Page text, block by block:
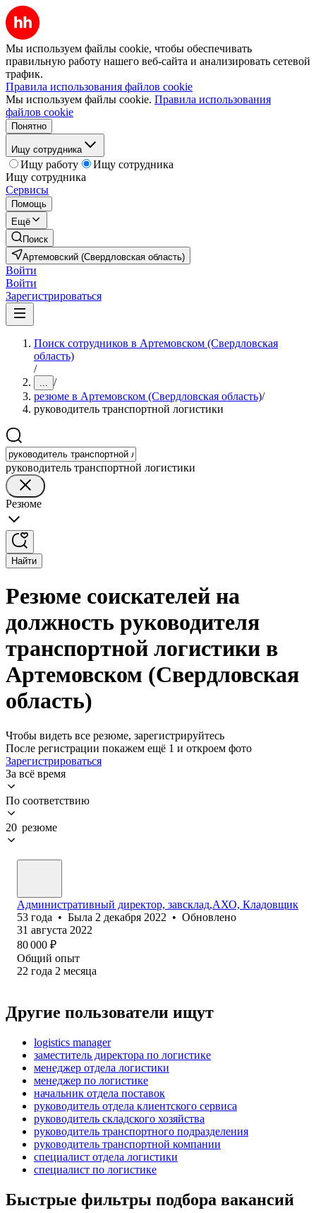
Мы используем файлы cookie, чтобы обеспечивать
правильную работу нашего веб-сайта и анализировать сетевой
трафик.
Правила использования файлов cookie
Мы используем файлы cookie. Правила использования
файлов cookie
Понятно
Ищу сотрудника
Ищу работу
Ищу сотрудника
Ищу сотрудника
Сервисы
Помощь
Ещё
Поиск
Артемовский (Свердловская область)
Войти
Войти
Зарегистрироваться
Поиск сотрудников в Артемовском (Свердловская
область)
/
... /
резюме в Артемовском (Свердловская область)/
руководитель транспортной логистики
руководитель транспортной логистики
Резюме
Найти
Резюме соискателей на
должность руководителя
транспортной логистики в
Артемовском (Свердловская
область)
Чтобы видеть все резюме, зарегистрируйтесь
После регистрации покажем ещё 1 и откроем фото
Зарегистрироваться
За всё время
По соответствию
20 резюме
Административный директор, завсклад,АХО, Кладовщик
53 года • Была 2 декабря 2022 • Обновлено
31 августа 2022
80 000 ₽
Общий опыт
22 года 2 месяца
Другие пользователи ищут
logistics manager
заместитель директора по логистике
менеджер отдела логистики
менеджер по логистике
начальник отдела поставок
руководитель отдела клиентского сервиса
руководитель складского хозяйства
руководитель транспортного подразделения
руководитель транспортной компании
специалист отдела логистики
специалист по логистике
Быстрые фильтры подбора вакансий